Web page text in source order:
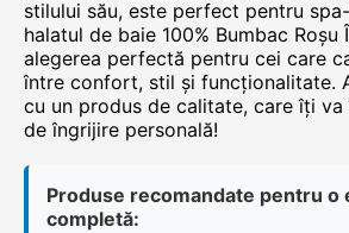
stilului său, este perfect pentru
halatul de baie 100% Bumbac Roșu
alegerea perfectă pentru cei care
între confort, stil și funcționalitate.
cu un produs de calitate, care îți
de îngrijire personală!
Produse recomandate pentru o
completă: